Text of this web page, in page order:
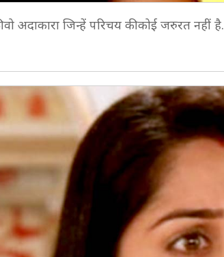
अदाकारा जिन्हें परिचय की कोई जरुरत